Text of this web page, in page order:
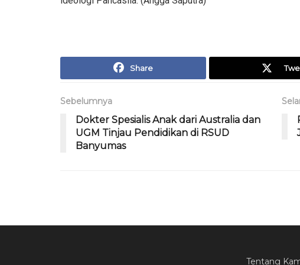
Share
Sebelumnya
Dokter Spesialis Anak dari Australia dan
UGM Tinjau Pendidikan di RSUD
Banyumas
Tentang